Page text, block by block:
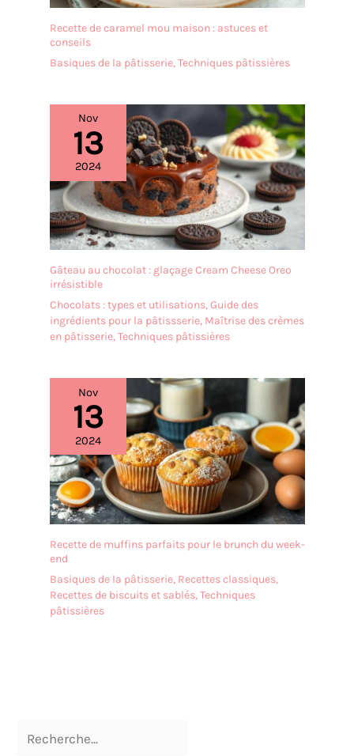
des rayures. 【Cadeau
présente un design
lignes épurées et sa
incarnent la qualité et le
goût. Incroyablement
pratique, il est idéal pour
créer de délicieux gâteaux
et du pain, ou pour
fouetter des œufs, des
sauces et d'autres
ingrédients pour la
cuisine quotidienne.
Recette de caramel mou maison : astuces et
conseils
Basiques de la pâtisserie,Techniques pâtissières
Nov
13
2024
Gâteau au chocolat : glaçage Cream Cheese Oreo
irrésistible
Chocolats : types et utilisations,Guide des
ingrédients pour la pâtissserie, Maîtrise des crèmes
en pâtisserie,Techniques pâtissières
Nov
13
2024
Recette de muffins parfaits pour le brunch du week-
end
Basiques de la pâtisserie, Recettes classiques,
Recettes de biscuits et sablés,Techniques
pâtissières